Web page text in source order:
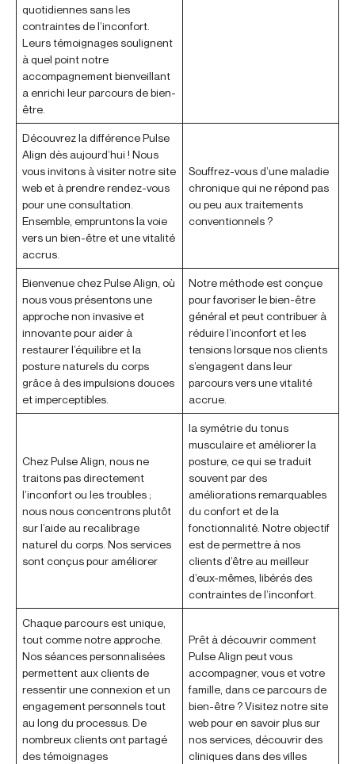
quotidiennes sans les
contraintes de l’inconfort.
Leurs témoignages soulignent
à quel point notre
accompagnement bienveillant
a enrichi leur parcours de bien-
être.
Découvrez la différence Pulse
Align dès aujourd’hui ! Nous
vous invitons à visiter notre site
web et à prendre rendez-vous
pour une consultation.
Ensemble, empruntons la voie
vers un bien-être et une vitalité
accrus.
Souffrez-vous d’une maladie
chronique qui ne répond pas
ou peu aux traitements
conventionnels ?
Bienvenue chez Pulse Align, où
nous vous présentons une
approche non invasive et
innovante pour aider à
restaurer l’équilibre et la
posture naturels du corps
grâce à des impulsions douces
et imperceptibles.
Notre méthode est conçue
pour favoriser le bien-être
général et peut contribuer à
réduire l’inconfort et les
tensions lorsque nos clients
s’engagent dans leur
parcours vers une vitalité
accrue.
Chez Pulse Align, nous ne
traitons pas directement
l’inconfort ou les troubles ;
nous nous concentrons plutôt
sur l’aide au recalibrage
naturel du corps. Nos services
sont conçus pour améliorer
la symétrie du tonus
musculaire et améliorer la
posture, ce qui se traduit
souvent par des
améliorations remarquables
du confort et de la
fonctionnalité. Notre objectif
est de permettre à nos
clients d’être au meilleur
d’eux-mêmes, libérés des
contraintes de l’inconfort.
Chaque parcours est unique,
tout comme notre approche.
Nos séances personnalisées
permettent aux clients de
ressentir une connexion et un
engagement personnels tout
au long du processus. De
nombreux clients ont partagé
des témoignages
Prêt à découvrir comment
Pulse Align peut vous
accompagner, vous et votre
famille, dans ce parcours de
bien-être ? Visitez notre site
web pour en savoir plus sur
nos services, découvrir des
cliniques dans des villes